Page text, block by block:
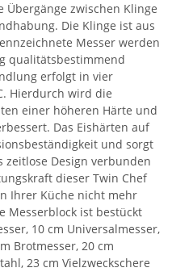
zwischen Klinge
Die Klinge ist aus
Messer werden
qualitätsbestimmend
erfolgt in vier
Hierdurch wird die
einer höheren Härte und
Das Eishärten auf
und sorgt
zeitlose Design verbunden
dieser Twin Chef
Ihrer Küche nicht mehr
Messerblock ist bestückt
10 cm Universalmesser,
Brotmesser, 20 cm
23 cm Vielzweckschere